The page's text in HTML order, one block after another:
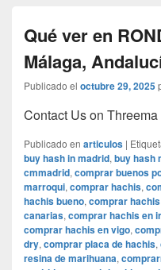
Qué ver en
Málaga,
Publicado el octubre 29, 2025
Contact Us on Threema
Publicado en articulos |
buy hash in madrid, buy hash
cmmadrid, comprar buenos
marroqui, comprar hachis,
hachis bueno, comprar
canarias, comprar hachis en
comprar hachis en vigo,
dry, comprar placa de hachis,
resina de marihuana,